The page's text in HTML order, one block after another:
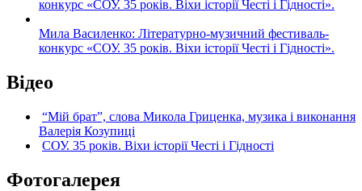
конкурс «СОУ. 35 років. Віхи історії Честі і Гідності».
Мила Василенко: Літературно-музичний фестиваль-
конкурс «СОУ. 35 років. Віхи історії Честі і Гідності».
Відео
“Мій брат”, слова Микола Гриценка, музика і виконання
Валерія Козупиці
СОУ. 35 років. Віхи історії Честі і Гідності
Фотогалерея